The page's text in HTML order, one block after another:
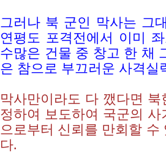
그러나 북 군인 막사는 그
연평도 포격전에서 이미
수많은 건물 중 창고 한 채
은 참으로 부끄러운 사격실
막사만이라도 다 깼다면
정하여 보도하여 국군의
으로부터 신뢰를 만회할
다.